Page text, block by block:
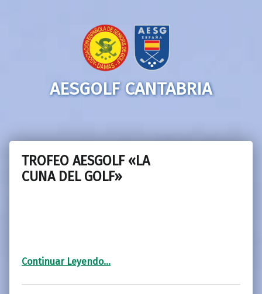
AESGOLF CANTABRIA
TROFEO AESGOLF «LA
CUNA DEL GOLF»
Continuar Leyendo“TROFEO AESGOLF «LA CUNA DEL GOLF»”
…